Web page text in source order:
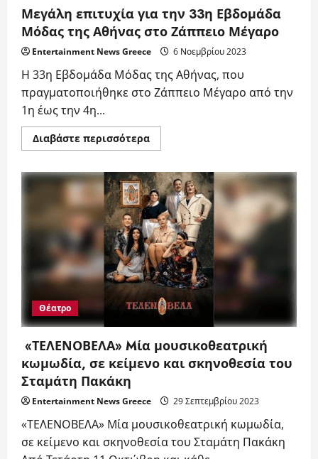
Μεγάλη επιτυχία για την 33η Εβδομάδα
Μόδας της Αθήνας στο Ζάππειο Μέγαρο
Entertainment News Greece 6 Νοεμβρίου 2023
Η 33η Εβδομάδα Μόδας της Αθήνας, που
πραγματοποιήθηκε στο Ζάππειο Μέγαρο από την
1η έως την 4η...
Διαβάστε περισσότεραRead
more
επιτυχία
για
την
33η
Εβδομάδα
Μόδας
της
Αθήνας
στο
Ζάππειο
Μέγαρο
Θέατρο
«ΤΕΛΕΝΟΒΕΛΑ» Mία μουσικοθεατρική
κωμωδία, σε κείμενο και σκηνοθεσία του
Σταμάτη Πακάκη
Entertainment News Greece 29 Σεπτεμβρίου 2023
«ΤΕΛΕΝΟΒΕΛΑ» Mία μουσικοθεατρική κωμωδία,
σε κείμενο και σκηνοθεσία του Σταμάτη Πακάκη